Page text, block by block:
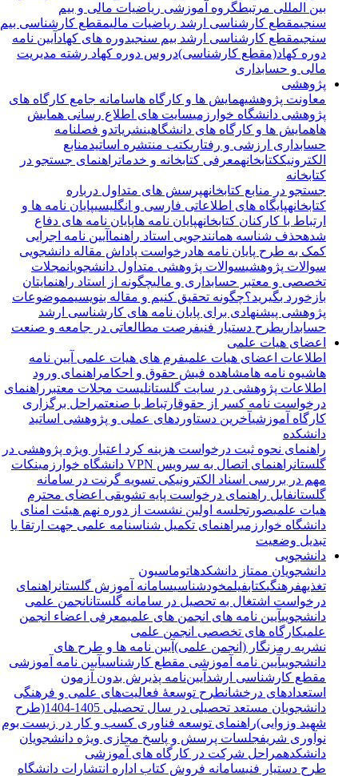
بین المللی مرتبطگروه آموزشی ریاضیات مالی و بیم
سنجیمقطع کارشناسی ارشد ریاضیات مالیمقطع کارشناسی بیم
سنجیمقطع کارشناسی ارشد بیم سنجیدوره های کهادآیین نامه
دوره کهاد(مقطع کارشناسی) دروس دوره کهاد رشته مدیریت
مالی و حسابداری
پژوهشی
معاونت پژوهشیهمایش ها و کارگاه هاسامانه جامع کارگاه های
پژوهشی دانشگاه خوارزمیسایت های اطلاع رسانی همایش
هاهمایش ها و کارگاه های دانشگاهینشریاتدو فصلنامه
حسابداری ارزشی و رفتاریکتب منتشره اساتیدمنابع
الکترونیککتابخانهمعرفی کتابخانه و خدماتراهنمای جستجو در
کتابخانه
جستجو در منابع کتابخانهپرسش های متداول درباره
کتابخانهپایگاه های اطلاعاتی فارسی و انگلیسیپایان نامه ها و
ارتباط با کارکنان کتابخانهپایان نامه هاپایان نامه های دفاع
شدهحذف شناسه همانندجویی استاد راهنماآیین نامه اجرایی
کمک به طرح پایان نامه هادرخواست پاداش مقاله دانشجویی
سوالات پژوهشیسوالات پژوهشی متداول دانشجویانمجلات
تخصصی و معتبر حسابداری و مالیچگونه از استاد راهنمایتان
بازخورد بگیرید؟چگونه تحقیق کنیم و مقاله بنویسیمموضوعات
پژوهشی پیشنهادی برای پایان نامه های کارشناسی ارشد
حسابداریطرح دستیار فنیفرصت مطالعاتی در جامعه و صنعت
اعضای هیات علمی
اطلاعات اعضای هیات علمیفرم های هیات علمی آیین نامه
هاشیوه نامه هامشاهده فیش حقوق و احکامراهنمای ورود
اطلاعات پژوهشی در سایت گلستانلیست مجلات معتبرراهنمای
درخواست نامه کسر از حقوقارتباط با صنعتمراحل برگزاری
کارگاه آموزشیآخرین دستاوردهای عملی و پژوهشی اساتید
دانشکده
راهنمای نحوه ثبت درخواست هزینه کرد اعتبار ویژه پژوهشی در
گلستانراهنمای اتصال به سرویس VPN دانشگاه خوارزمی
نکات
مهم در بررسی اسناد الکترونیکی تسویه گرنت در سامانه
گلستانفایل راهنمای درخواست پایه تشویقی اعضای محترم
هیات علمیصورتجلسه اولین نشست از دوره نهم هیئت امنای
دانشگاه خوارزمیراهنمای تکمیل شناسنامه علمی جهت ارتقا یا
تبدیل وضعیت
دانشجویی
دانشجویان ممتاز دانشکدهاتوماسیون
تغذیهفرهنگیکتابفیلمخودشناسیسامانه آموزش گلستانراهنمای
درخواست اشتغال به تحصیل در سامانه گلستانانجمن علمی
دانشجوییآیین نامه های انجمن های علمیمعرفی اعضاء انجمن
علمیکارگاه های تخصصی انجمن علمی
نشریه رمزنگار (انجمن علمی) آیین نامه ها و طرح های
دانشجوییآیین نامه آموزشی مقطع کارشناسیآیین نامه آموزشی
مقطع کارشناسی ارشدآیین‌نامه پذیرش بدون آزمون
استعدادهای درخشانطرح توسعۀ فعالیت‌های علمی و فرهنگی
دانشجویان مستعد تحصیلی در سال تحصیلی 1405-1404(طرح
شهید وزوایی) راهنمای توسعه فناوری کسب و کار در زیست بوم
نوآوری شریفجلسات پرسش و پاسخ مجازی ویژه دانشجویان
دانشکدهمراحل شرکت در کارگاه های آموزشی
طرح دستیار فنیسامانه فروش کتاب اداره انتشارات دانشگاه